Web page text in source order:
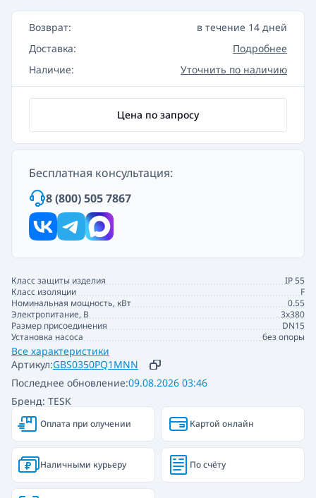
Артикул:GBS0350PQ1MNN
Бренд: TESK
Последнее обновление:09.08.2026 03:46
Класс защиты изделия
IP 55
Класс изоляции
F
Номинальная мощность, кВт
0.55
Электропитание, В
3x380
Размер присоединения
DN15
Установка насоса
без опоры
Все характеристики
Возврат:
в течение 14 дней
Доставка:
Подробнее
Наличие:
Уточнить по наличию
Цена по запросу
Бесплатная консультация:
8 (800) 505 7867
Оплата при олучении Картой онлайн
Наличными курьеру По счёту